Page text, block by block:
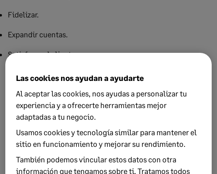
Fidelizar.
Expandir cuentas.
Satisfacer al cliente.
Este reparto de funciones entre los distintos perfiles aclara
qué es el comercial
hoy por roles:
especialista, no un generalista.
Las cookies nos ayudan a ayudarte
Al aceptar las cookies, nos ayudas a personalizar tu
experiencia y a ofrecerte herramientas mejor
adaptadas a tu negocio.
Usamos cookies y tecnología similar para mantener el
sitio en funcionamiento y mejorar su rendimiento.
También podemos vincular estos datos con otra
información que tengamos sobre ti. Tratamos todos